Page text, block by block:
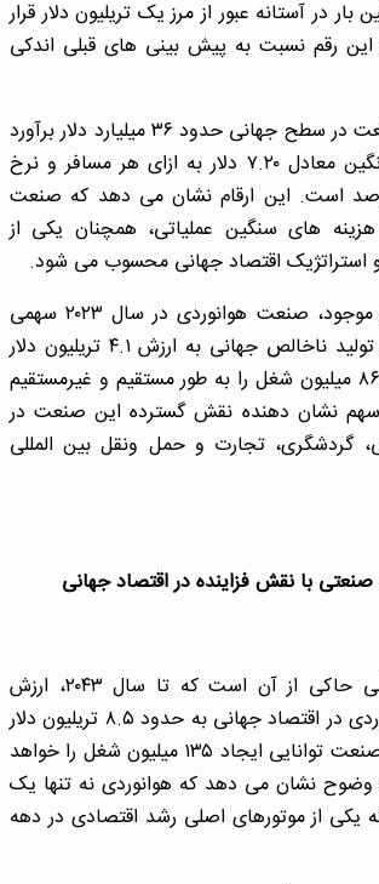
در آستانه عبور از مرز یک تریلیون دلار قرار
رقم نسبت به پیش بینی های قبلی اندکی
سود خالص این صنعت در سطح جهانی حدود ۳۶ میلیارد دلار برآورد
شده که به طور میانگین معادل ۷.۲۰ دلار به ازای هر مسافر و نرخ
۳.۷ درصد است. این ارقام نشان می دهد که صنعت
های سنگین عملیاتی، همچنان یکی از
اقتصاد جهانی محسوب می شود.
بر اساس داده های موجود، صنعت هوانوردی در سال ۲۰۲۳ سهمی
حدود ۳.۹ درصد از تولید ناخالص جهانی به ارزش ۴.۱ تریلیون دلار
داشته و توانسته ۸۶.۵ میلیون شغل را به طور مستقیم و غیرمستقیم
سهم نشان دهنده نقش گسترده این صنعت در
گردشگری، تجارت و حمل ونقل بین المللی
با نقش فزاینده در اقتصاد جهانی
برآوردهای بین المللی حاکی از آن است که تا سال ۲۰۴۳، ارزش
افزوده صنعت هوانوردی در اقتصاد جهانی به حدود ۸.۵ تریلیون دلار
خواهد رسید و این صنعت توانایی ایجاد ۱۳۵ میلیون شغل را خواهد
وضوح نشان می دهد که هوانوردی نه تنها یک
یکی از موتورهای اصلی رشد اقتصادی در دهه